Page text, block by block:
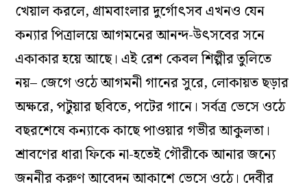
খেয়াল করলে, গ্রামবাংলার দুর্গোৎসব এখনও যেন
কন্যার পিত্রালয়ে আগমনের আনন্দ-উৎসবের সনে
একাকার হয়ে আছে। এই রেশ কেবল শিল্পীর তুলিতে
নয়– জেগে ওঠে আগমনী গানের সুরে, লোকায়ত ছড়ার
অক্ষরে, পটুয়ার ছবিতে, পটের গানে। সর্বত্র ভেসে ওঠে
বছরশেষে কন্যাকে কাছে পাওয়ার গভীর আকুলতা।
শ্রাবণের ধারা ফিকে না-হতেই গৌরীকে আনার জন্যে
জননীর করুণ আবেদন আকাশে ভেসে ওঠে। দেবীর